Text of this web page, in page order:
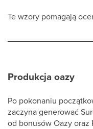
Te wzory pomagają
Produkcja oazy
Po pokonaniu
zaczyna generować
od bonusów Oazy oraz